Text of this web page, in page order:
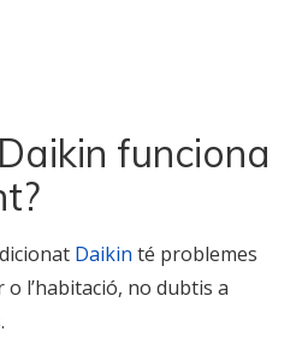
funciona
Daikin té problemes
l’habitació, no dubtis a